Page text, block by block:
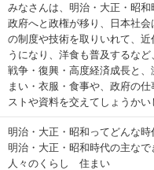
みなさんは、明治・大正・昭
政府へと政権が移り、日本社
の制度や技術を取りいれて、
うになり、洋食も普及するな
戦争・復興・高度経済成長と
まい・衣服・食事や、政府の
ストや資料を交えてしょうか
明治・大正・昭和ってどんな時
明治・大正・昭和時代の主なで
人々のくらし 住まい